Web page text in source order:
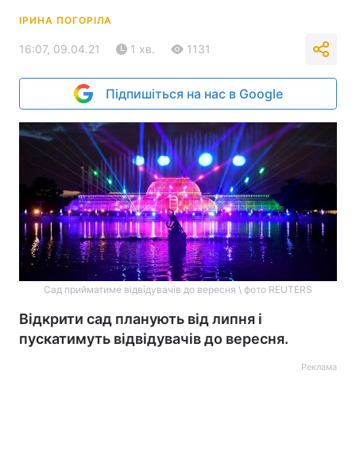
ІРИНА ПОГОРІЛА
16:07, 09.04.21 1 хв. 1131
Підпишіться на нас в Google
Сад прийматиме відвідувачів до вересня \ фото REUTERS
Відкрити сад планують від липня і
пускатимуть відвідувачів до вересня.
Реклама